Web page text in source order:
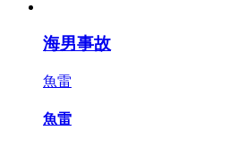
海男事故
魚雷
魚雷